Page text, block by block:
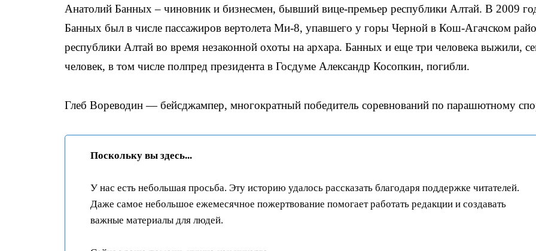
Анатолий Банных – чиновник и бизнесмен, бывший вице-премьер республики Алтай. В 2009
Банных был в числе пассажиров вертолета Ми-8, упавшего у горы Черной в Кош-Агачском
республики Алтай во время незаконной охоты на архара. Банных и еще три человека выжили,
человек, в том числе полпред президента в Госдуме Александр Косопкин, погибли.
Глеб Вореводин — бейсджампер, многократный победитель соревнований по парашютному
Поскольку вы здесь...
У нас есть небольшая просьба. Эту историю удалось рассказать благодаря поддержке читателей.
Даже самое небольшое ежемесячное пожертвование помогает работать редакции и создавать
важные материалы для людей.